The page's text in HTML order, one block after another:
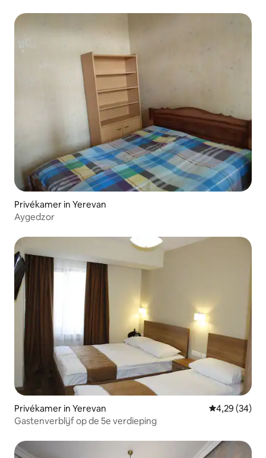
Privékamer in Yerevan
Aygedzor
Privékamer in Yerevan Gemiddelde
4,29 (34)
Gastenverblijf op de 5e verdieping